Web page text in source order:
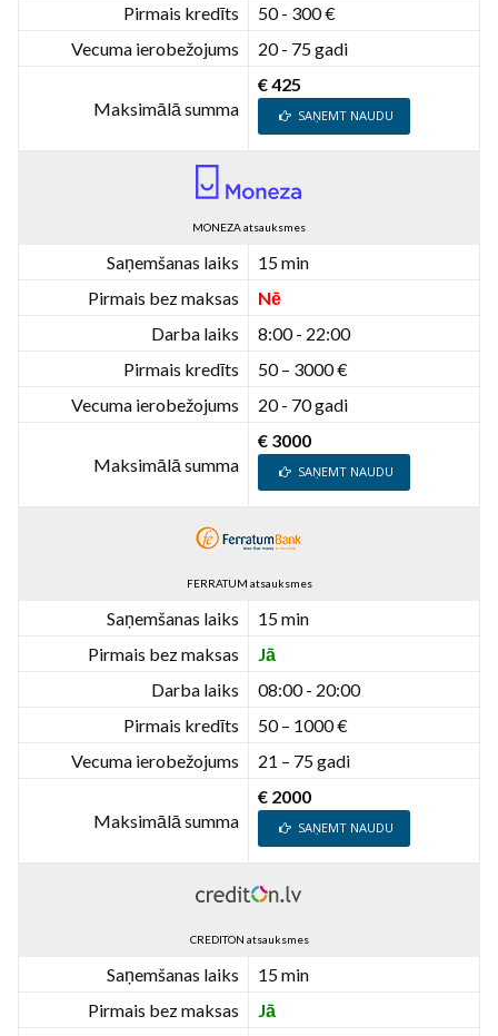
Pirmais kredīts
50 - 300 €
Vecuma ierobežojums
20 - 75 gadi
Maksimālā summa
€ 425
SAŅEMT NAUDU
MONEZA atsauksmes
Saņemšanas laiks
15 min
Pirmais bez maksas
Nē
Darba laiks
8:00 - 22:00
Pirmais kredīts
50 – 3000 €
Vecuma ierobežojums
20 - 70 gadi
Maksimālā summa
€ 3000
SAŅEMT NAUDU
FERRATUM atsauksmes
Saņemšanas laiks
15 min
Pirmais bez maksas
Jā
Darba laiks
08:00 - 20:00
Pirmais kredīts
50 – 1000 €
Vecuma ierobežojums
21 – 75 gadi
Maksimālā summa
€ 2000
SAŅEMT NAUDU
CREDITON atsauksmes
Saņemšanas laiks
15 min
Pirmais bez maksas
Jā